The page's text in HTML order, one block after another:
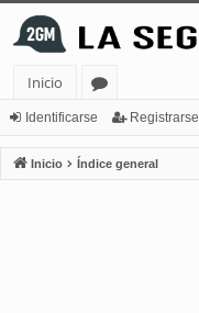
Inicio
or
os
Identificarse Registrarse
Inicio Índice general